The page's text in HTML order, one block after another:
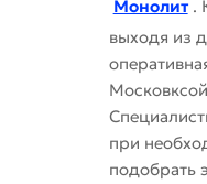
Монолит .
выходя из
при
подобрать